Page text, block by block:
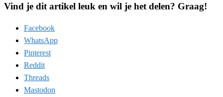
Vind je dit artikel leuk en wil je het delen? Graag!
Facebook
WhatsApp
Pinterest
Reddit
Threads
Mastodon